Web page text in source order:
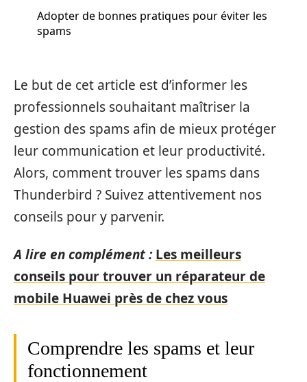
Adopter de bonnes pratiques pour éviter les
spams
Le but de cet article est d’informer les
professionnels souhaitant maîtriser la
gestion des spams afin de mieux protéger
leur communication et leur productivité.
Alors, comment trouver les spams dans
Thunderbird ? Suivez attentivement nos
conseils pour y parvenir.
A lire en complément : Les meilleurs
conseils pour trouver un réparateur de
mobile Huawei près de chez vous
Comprendre les spams et leur
fonctionnement